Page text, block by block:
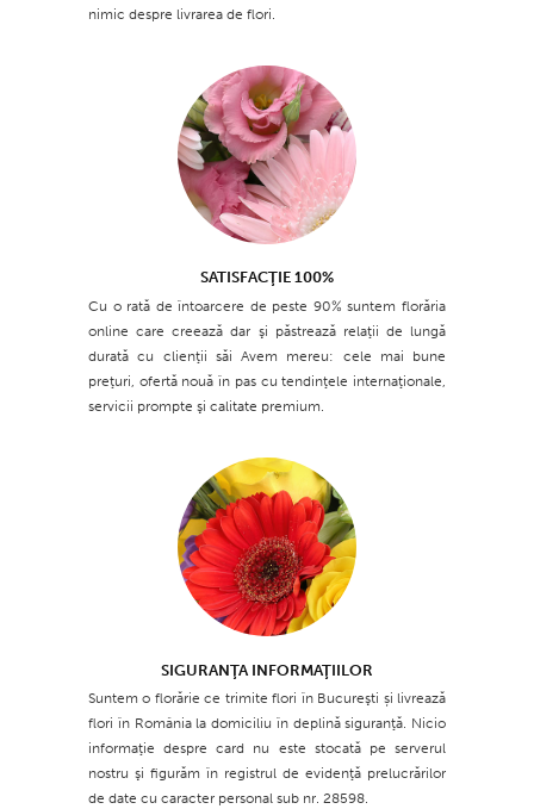
nimic despre livrarea de flori.
SATISFACŢIE 100%
Cu o rată de întoarcere de peste 90% suntem florăria
online care creează dar şi păstrează relaţii de lungă
durată cu clienţii săi Avem mereu: cele mai bune
preţuri, ofertă nouă în pas cu tendinţele internaţionale,
servicii prompte şi calitate premium.
SIGURANŢA INFORMAŢIILOR
Suntem o florărie ce trimite flori în Bucureşti și livrează
flori în România la domiciliu în deplină siguranţă. Nicio
informaţie despre card nu este stocată pe serverul
nostru şi figurăm în registrul de evidenţă prelucrărilor
de date cu caracter personal sub nr. 28598.